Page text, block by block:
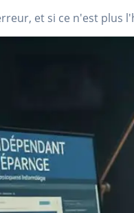
et si ce n'est plus